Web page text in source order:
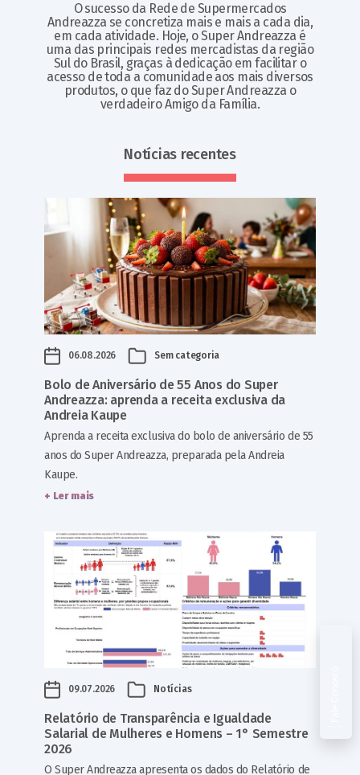
O sucesso da Rede de Supermercados
Andreazza se concretiza mais e mais a cada dia,
em cada atividade. Hoje, o Super Andreazza é
uma das principais redes mercadistas da região
Sul do Brasil, graças à dedicação em facilitar o
acesso de toda a comunidade aos mais diversos
produtos, o que faz do Super Andreazza o
verdadeiro Amigo da Família.
Notícias recentes
06.08.2026 Sem categoria
Bolo de Aniversário de 55 Anos do Super
Andreazza: aprenda a receita exclusiva da
Andreia Kaupe
Aprenda a receita exclusiva do bolo de aniversário de 55
anos do Super Andreazza, preparada pela Andreia
Kaupe.
+ Ler mais
09.07.2026 Notícias
Relatório de Transparência e Igualdade
Salarial de Mulheres e Homens – 1° Semestre
2026
O Super Andreazza apresenta os dados do Relatório de